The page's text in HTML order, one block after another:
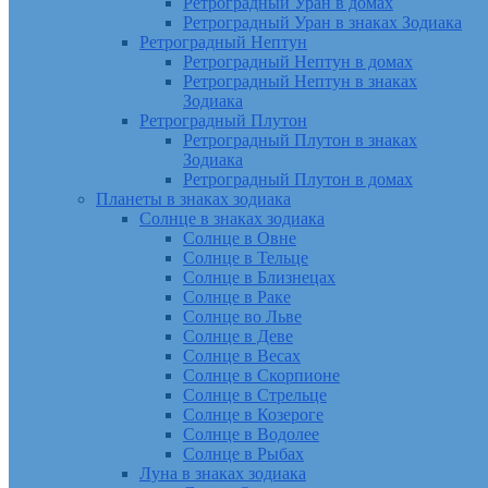
Ретроградный Уран в знаках Зодиака
Ретроградный Нептун
Ретроградный Нептун в домах
Ретроградный Нептун в знаках
Зодиака
Ретроградный Плутон
Ретроградный Плутон в знаках
Зодиака
Ретроградный Плутон в домах
Планеты в знаках зодиака
Солнце в знаках зодиака
Солнце в Овне
Солнце в Тельце
Солнце в Близнецах
Солнце в Раке
Солнце во Льве
Солнце в Деве
Солнце в Весах
Солнце в Скорпионе
Солнце в Стрельце
Солнце в Козероге
Солнце в Водолее
Солнце в Рыбах
Луна в знаках зодиака